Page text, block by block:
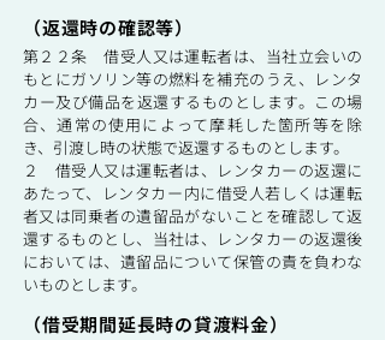
（返還時の確認等）
第２２条 借受人又は運転者は、当社立会いの
もとにガソリン等の燃料を補充のうえ、レンタ
カー及び備品を返還するものとします。この場
合、通常の使用によって摩耗した箇所等を除
き、引渡し時の状態で返還するものとします。
２ 借受人又は運転者は、レンタカーの返還に
あたって、レンタカー内に借受人若しくは運転
者又は同乗者の遺留品がないことを確認して返
還するものとし、当社は、レンタカーの返還後
においては、遺留品について保管の責を負わな
いものとします。
（借受期間延長時の貸渡料金）